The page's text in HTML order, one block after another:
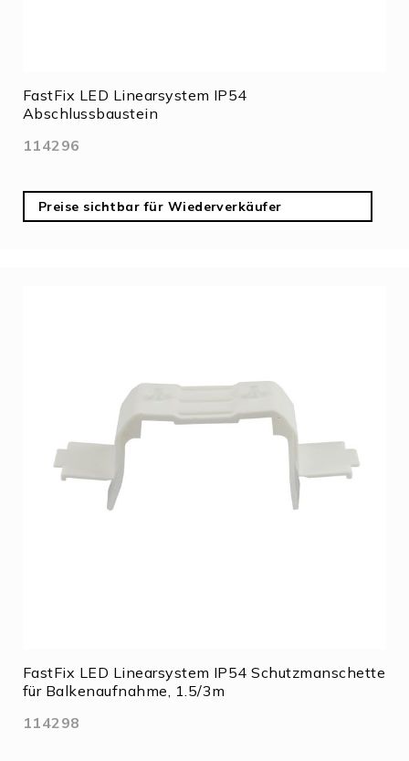
FastFix LED Linearsystem IP54
Abschlussbaustein
114296
Preise sichtbar für Wiederverkäufer
FastFix LED Linearsystem IP54 Schutzmanschette
für Balkenaufnahme, 1.5/3m
114298